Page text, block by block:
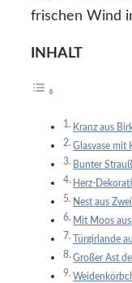
frischen Wind
INHALT
Kranz aus
Glasvase mit
Bunter
Herz-
Nest aus
Mit Moos
Türgirlande
Großer Ast